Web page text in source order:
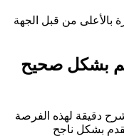
بالأعلى من قبل الجهة
بشكل صحيح
دقيقة لهذه الفرصة
بشكل ناجح